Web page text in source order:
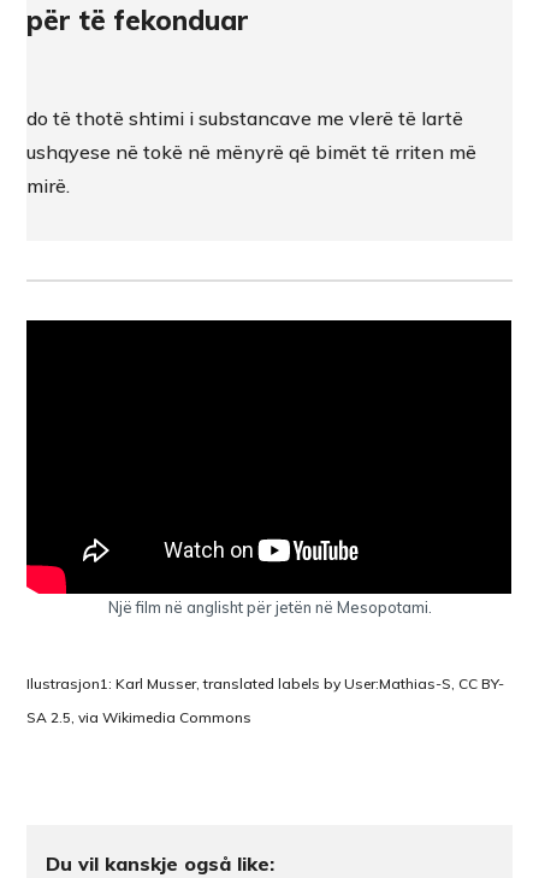
për të fekonduar
do të thotë shtimi i substancave me vlerë të lartë
ushqyese në tokë në mënyrë që bimët të rriten më
mirë.
Një film në anglisht për jetën në Mesopotami.
Ilustrasjon1: Karl Musser, translated labels by User:Mathias-S, CC BY-
SA 2.5, via Wikimedia Commons
Du vil kanskje også like: